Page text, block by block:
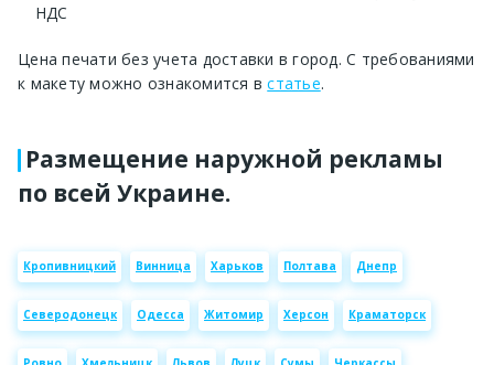
НДС
Цена печати без учета доставки в город. С требованиями
к макету можно ознакомится встатье.
Размещение наружной рекламы
по всей Украине.
Кропивницкий Винница Харьков Полтава Днепр
Северодонецк Одесса Житомир Херсон Краматорск